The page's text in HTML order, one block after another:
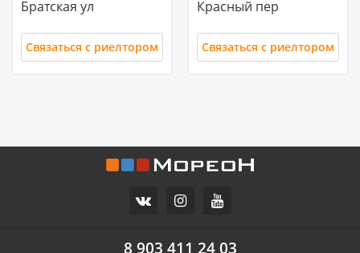
Братская ул
Связаться с риелтором
Красный пер
Связаться с риелтором
10 500 000
Дом, 71 м2, 3 сот.
8 903 411 24 03